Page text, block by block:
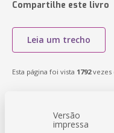
Compartilhe este livro
Leia um trecho
Esta página foi vista 1792vezes
Versão
impressa